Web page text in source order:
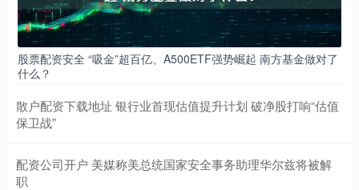
股票配资安全 “吸金”超百亿、A500ETF强势崛起 南方基金做对了
什么？
散户配资下载地址 银行业首现估值提升计划 破净股打响“估值
保卫战”
配资公司开户 美媒称美总统国家安全事务助理华尔兹将被解
职